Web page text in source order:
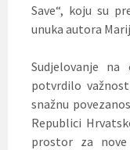
Save“, koju su
unuka autora
Sudjelovanje
potvrdilo
snažnu
Republici
prostor za